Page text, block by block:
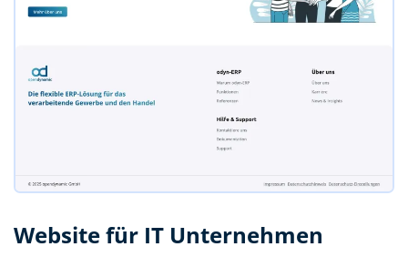
Website für IT Unternehmen